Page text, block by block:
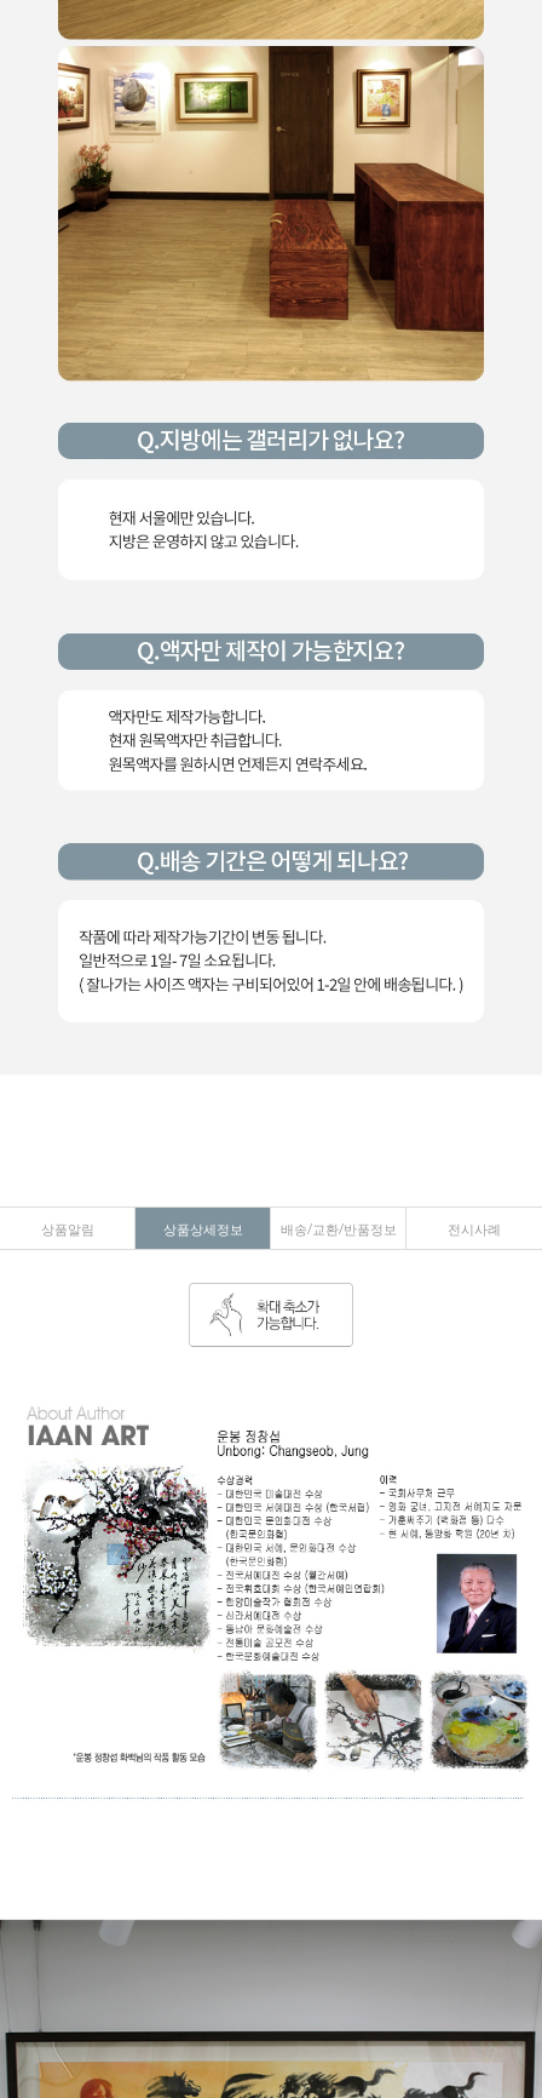
상품알림 상품상세정보 배송/교환/반품정보 전시사례